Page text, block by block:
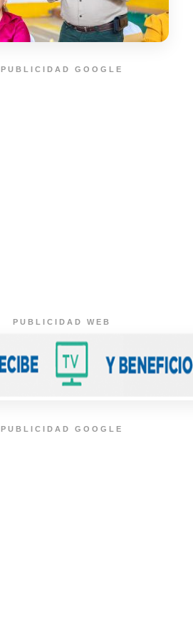
PUBLICIDAD GOOGLE
PUBLICIDAD WEB
PUBLICIDAD GOOGLE